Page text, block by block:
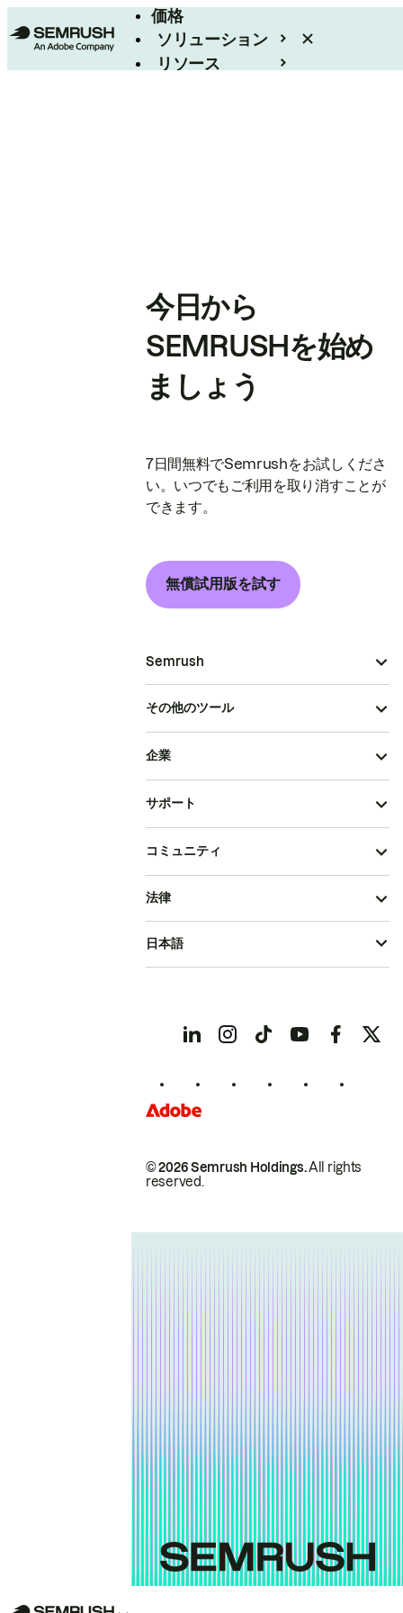
価格
ソリューション
リソース
今日から
SEMRUSHを始め
ましょう
7日間無料でSemrushをお試しくださ
い。いつでもご利用を取り消すことが
できます。
無償試用版を試す
Semrush
その他のツール
企業
サポート
コミュニティ
© 2026 Semrush Holdings.All rights
reserved.
法律
日本語